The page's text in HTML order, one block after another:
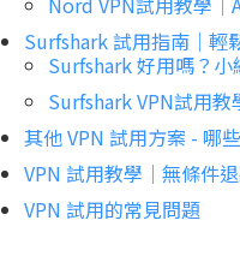
Surfshark 試用指南｜輕
Surfshark 好用嗎？
Surfshark VPN試用
其他 VPN 試用方案 - 哪
VPN 試用教學｜無條件
VPN 試用的常見問題